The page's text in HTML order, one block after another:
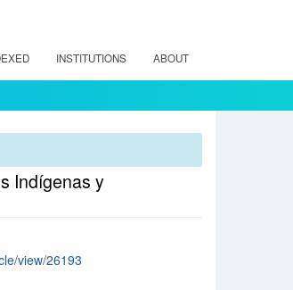
INSTITUTIONS ABOUT
Indígenas y
view/26193